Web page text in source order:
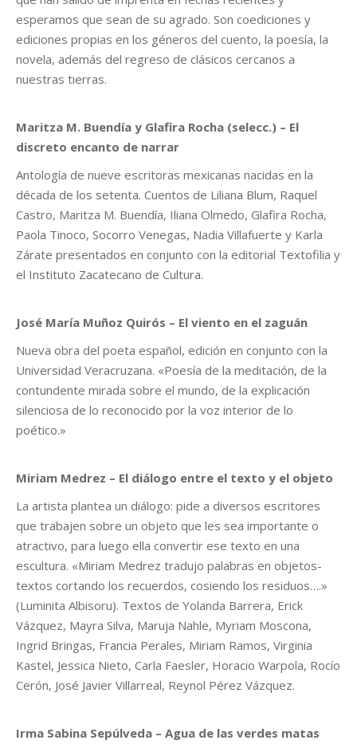
esperamos que sean de su agrado. Son coediciones y
ediciones propias en los géneros del cuento, la poesía, la
novela, además del regreso de clásicos cercanos a
nuestras tierras.
Maritza M. Buendía y Glafira Rocha (selecc.) – El
discreto encanto de narrar
Antología de nueve escritoras mexicanas nacidas en la
década de los setenta. Cuentos de Liliana Blum, Raquel
Castro, Maritza M. Buendía, Iliana Olmedo, Glafira Rocha,
Paola Tinoco, Socorro Venegas, Nadia Villafuerte y Karla
Zárate presentados en conjunto con la editorial Textofilia y
el Instituto Zacatecano de Cultura.
José María Muñoz Quirós – El viento en el zaguán
Nueva obra del poeta español, edición en conjunto con la
Universidad Veracruzana. «Poesía de la meditación, de la
contundente mirada sobre el mundo, de la explicación
silenciosa de lo reconocido por la voz interior de lo
poético.»
Miriam Medrez – El diálogo entre el texto y el objeto
La artista plantea un diálogo: pide a diversos escritores
que trabajen sobre un objeto que les sea importante o
atractivo, para luego ella convertir ese texto en una
escultura. «Miriam Medrez tradujo palabras en objetos-
textos cortando los recuerdos, cosiendo los residuos….»
(Luminita Albisoru). Textos de Yolanda Barrera, Erick
Vázquez, Mayra Silva, Maruja Nahle, Myriam Moscona,
Ingrid Bringas, Francia Perales, Miriam Ramos, Virginia
Kastel, Jessica Nieto, Carla Faesler, Horacio Warpola, Rocío
Cerón, José Javier Villarreal, Reynol Pérez Vázquez.
Irma Sabina Sepúlveda – Agua de las verdes matas